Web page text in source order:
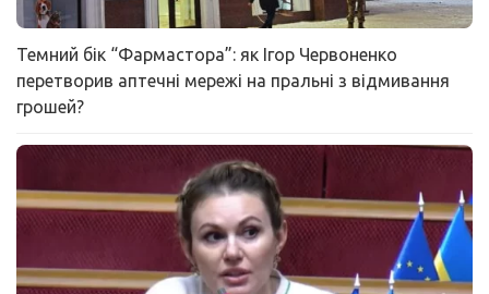
Темний бік “Фармастора”: як Ігор Червоненко
перетворив аптечні мережі на пральні з відмивання
грошей?